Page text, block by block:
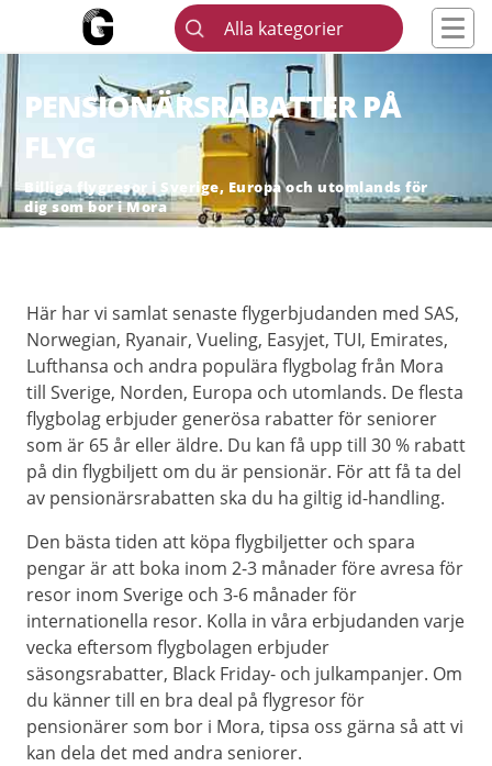
Alla kategorier
PENSIONÄRSRABATTER PÅ
FLYG
Billiga flygresor i Sverige, Europa och utomlands för
dig som bor i Mora
Här har vi samlat senaste flygerbjudanden med SAS,
Norwegian, Ryanair, Vueling, Easyjet, TUI, Emirates,
Lufthansa och andra populära flygbolag från Mora
till Sverige, Norden, Europa och utomlands. De flesta
flygbolag erbjuder generösa rabatter för seniorer
som är 65 år eller äldre. Du kan få upp till 30 % rabatt
på din flygbiljett om du är pensionär. För att få ta del
av pensionärsrabatten ska du ha giltig id-handling.
Den bästa tiden att köpa flygbiljetter och spara
pengar är att boka inom 2-3 månader före avresa för
resor inom Sverige och 3-6 månader för
internationella resor. Kolla in våra erbjudanden varje
vecka eftersom flygbolagen erbjuder
säsongsrabatter, Black Friday- och julkampanjer. Om
du känner till en bra deal på flygresor för
pensionärer som bor i Mora, tipsa oss gärna så att vi
kan dela det med andra seniorer.